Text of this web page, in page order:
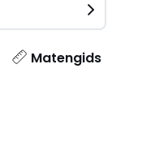
Matengids